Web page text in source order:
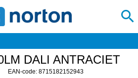
DALI ANTRACIET
EAN-code: 8715182152943